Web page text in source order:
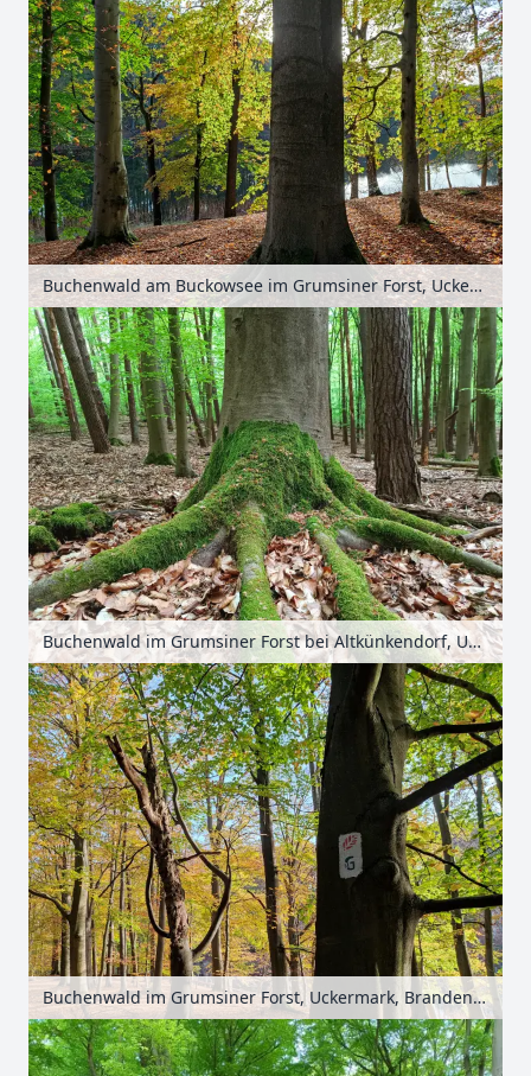
Buchenwald am Buckowsee im Grumsiner Forst, Uckermark, Brandenburg, Deutschland
Buchenwald im Grumsiner Forst bei Altkünkendorf, Uckermark, Brandenburg, Deutschland
Buchenwald im Grumsiner Forst, Uckermark, Brandenburg, Deutschland